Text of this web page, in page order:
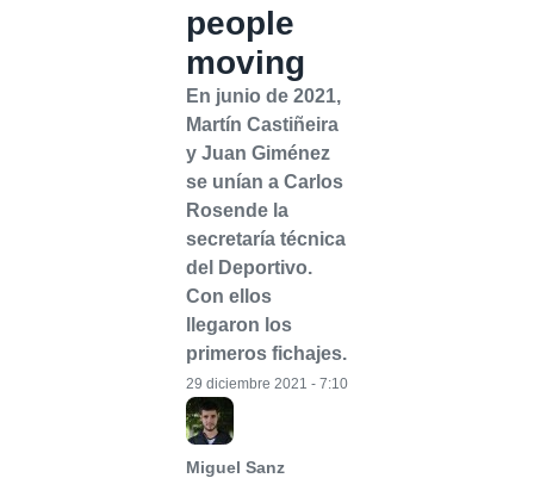
people
moving
En junio de 2021,
Martín Castiñeira
y Juan Giménez
se unían a Carlos
Rosende la
secretaría técnica
del Deportivo.
Con ellos
llegaron los
primeros fichajes.
Miguel Sanz
29 diciembre 2021 - 7:10